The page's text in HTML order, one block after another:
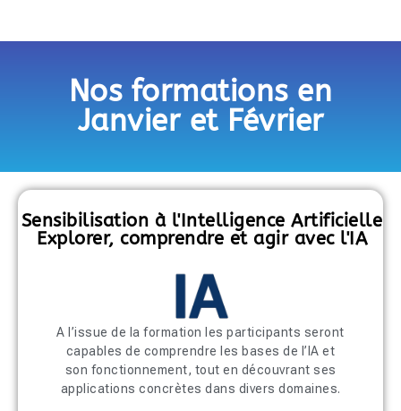
Nos formations en
Janvier et Février
Sensibilisation à l'Intelligence Artificielle
Explorer, comprendre et agir avec l'IA
A l’issue de la formation les participants seront
capables de comprendre les bases de l’IA et
son fonctionnement, tout en découvrant ses
applications concrètes dans divers domaines.